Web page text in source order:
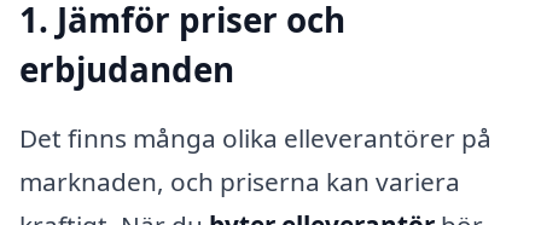
1. Jämför priser och
erbjudanden
Det finns många olika elleverantörer på
marknaden, och priserna kan variera